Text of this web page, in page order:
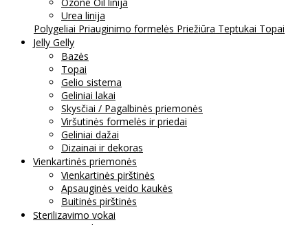
Urea linija
Polygeliai Priauginimo formelės Priežiūra Teptukai Topai
Jelly Gelly
Bazės
Topai
Gelio sistema
Geliniai lakai
Skysčiai / Pagalbinės priemonės
Viršutinės formelės ir priedai
Geliniai dažai
Dizainai ir dekoras
Vienkartinės priemonės
Vienkartinės pirštinės
Apsauginės veido kaukės
Buitinės pirštinės
Sterilizavimo vokai